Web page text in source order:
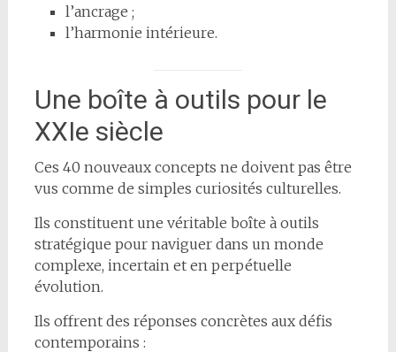
l’ancrage ;
l’harmonie intérieure.
Une boîte à outils pour le
XXIe siècle
Ces 40 nouveaux concepts ne doivent pas être
vus comme de simples curiosités culturelles.
Ils constituent une véritable boîte à outils
stratégique pour naviguer dans un monde
complexe, incertain et en perpétuelle
évolution.
Ils offrent des réponses concrètes aux défis
contemporains :